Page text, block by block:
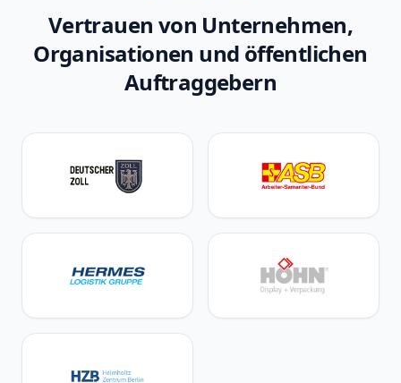
Vertrauen von Unternehmen,
Organisationen und öffentlichen
Auftraggebern